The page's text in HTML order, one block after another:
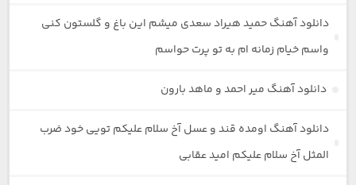
دانلود آهنگ حمید هیراد سعدی میشم این باغ و گلستون کنی
واسم خیام زمانه ام به تو پرت حواسم
دانلود آهنگ میر احمد و ماهد بارون
دانلود آهنگ اومده قند و عسل آخ سلام علیکم تویی خود ضرب
المثل آخ سلام علیکم امید عقابی